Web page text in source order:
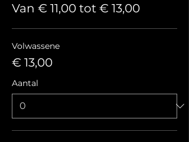
Van € 11,00 tot € 13,00
Volwassene
€ 13,00
Aantal